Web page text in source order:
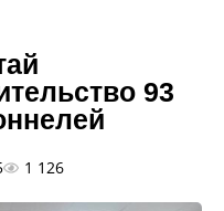
93
1 126